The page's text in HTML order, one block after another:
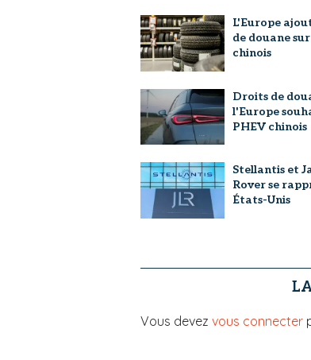
L'Europe
de douane
chinois
Droits de
l'Europe
PHEV chinois
Stellantis et
Rover se
États-Unis
Vous devez vous connecter